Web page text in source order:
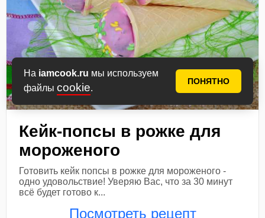
На iamcook.ru мы используем
файлы cookie.
ПОНЯТНО
Кейк-попсы в рожке для
мороженого
Готовить кейк попсы в рожке для мороженого -
одно удовольствие! Уверяю Вас, что за 30 минут
всё будет готово к...
Посмотреть рецепт